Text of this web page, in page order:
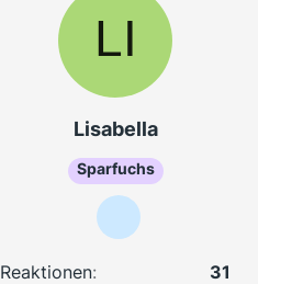
Lisabella
Sparfuchs
Reaktionen
31